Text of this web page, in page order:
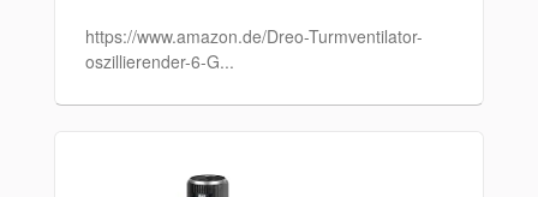
https://www.amazon.de/Dreo-Turmventilator-
oszillierender-6-G...